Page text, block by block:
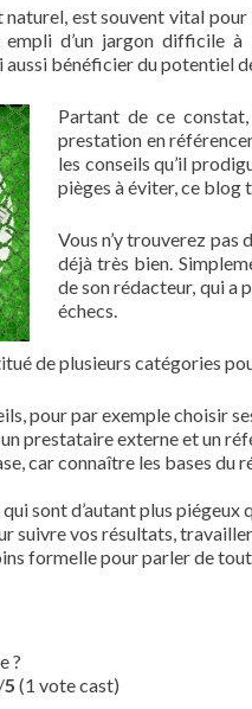
naturel, est souvent vital
empli d’un jargon difficile
aussi bénéficier du potentiel
Partant de ce
prestation en
les conseils qu’il
pièges à éviter, ce blog
Vous n’y trouverez pas
déjà très bien.
de son rédacteur, qui a
échecs.
de plusieurs catégories
pour par exemple choisir
prestataire externe et un
car connaître les bases du
qui sont d’autant plus
suivre vos résultats,
formelle pour parler de
?
5 (1 vote cast)